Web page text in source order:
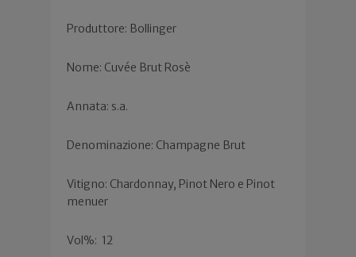
Produttore: Bollinger
Nome: Cuvée Brut Rosè
Annata: s.a.
Denominazione: Champagne Brut
Vitigno: Chardonnay, Pinot Nero e Pinot
menuer
Vol%: 12